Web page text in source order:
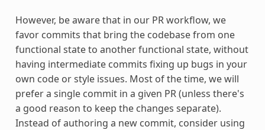
However, be aware that in our PR workflow, we
favor commits that bring the codebase from one
functional state to another functional state, without
having intermediate commits fixing up bugs in your
own code or style issues. Most of the time, we will
prefer a single commit in a given PR (unless there's
a good reason to keep the changes separate).
Instead of authoring a new commit, consider using